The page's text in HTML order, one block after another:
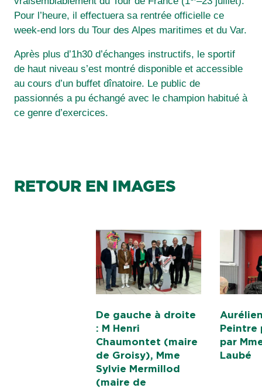
Pour l’heure, il effectuera sa rentrée officielle ce
week-end lors du Tour des Alpes maritimes et du Var.
Après plus d’1h30 d’échanges instructifs, le sportif
de haut niveau s’est montré disponible et accessible
au cours d’un buffet dînatoire. Le public de
passionnés a pu échangé avec le champion habitué à
ce genre d’exercices.
RETOUR EN IMAGES
De gauche à droite
: M Henri
Chaumontet (maire
de Groisy), Mme
Sylvie Mermillod
(maire de
Peintre
par
Laubé